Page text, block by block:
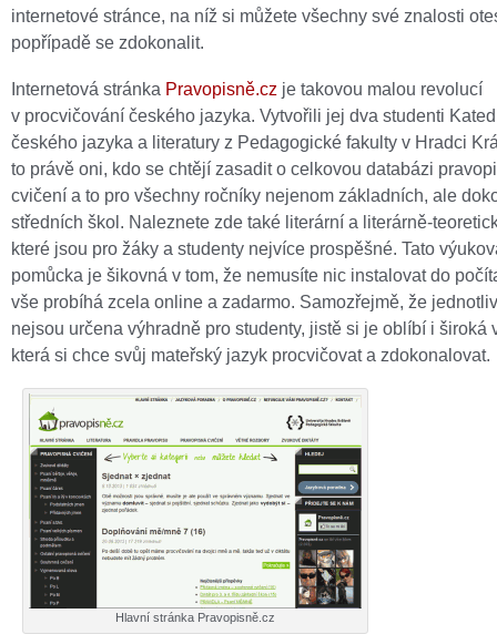
internetové stránce, na níž si můžete všechny své znalosti
popřípadě se zdokonalit.
Internetová stránka Pravopisně.cz je takovou malou revolucí
v procvičování českého jazyka. Vytvořili jej dva studenti
českého jazyka a literatury z Pedagogické fakulty v Hradci
to právě oni, kdo se chtějí zasadit o celkovou databázi
cvičení a to pro všechny ročníky nejenom základních, ale
středních škol. Naleznete zde také literární a literárně-
které jsou pro žáky a studenty nejvíce prospěšné. Tato
pomůcka je šikovná v tom, že nemusíte nic instalovat do
vše probíhá zcela online a zadarmo. Samozřejmě, že
nejsou určena výhradně pro studenty, jistě si je oblíbí i široká
která si chce svůj mateřský jazyk procvičovat a zdokonalovat.
Hlavní stránka Pravopisně.cz